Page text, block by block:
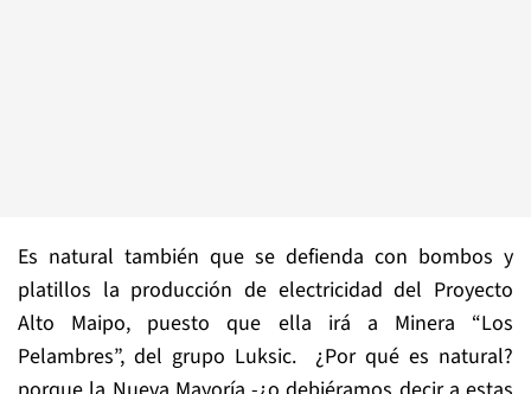
Es natural también que se defienda con bombos y
platillos la producción de electricidad del Proyecto
Alto Maipo, puesto que ella irá a Minera “Los
Pelambres”, del grupo Luksic. ¿Por qué es natural?